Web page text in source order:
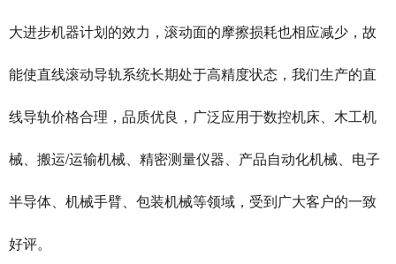
大进步机器计划的效力，滚动面的摩擦损耗也相应减少，故
能使直线滚动导轨系统长期处于高精度状态，我们生产的直
线导轨价格合理，品质优良，广泛应用于数控机床、木工机
械、搬运/运输机械、精密测量仪器、产品自动化机械、电子
半导体、机械手臂、包装机械等领域，受到广大客户的一致
好评。